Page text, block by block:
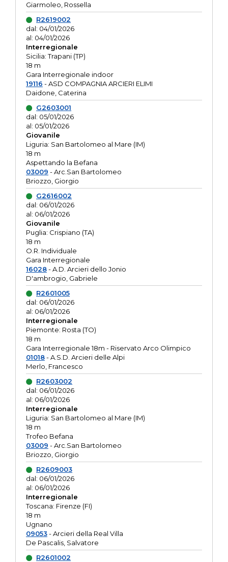
Giarmoleo, Rossella
R2619002
dal: 04/01/2026
al: 04/01/2026
Interregionale
Sicilia: Trapani (TP)
18 m
Gara Interregionale indoor
19116 - ASD COMPAGNIA ARCIERI ELIMI
Daidone, Caterina
G2603001
dal: 05/01/2026
al: 05/01/2026
Giovanile
Liguria: San Bartolomeo al Mare (IM)
18 m
Aspettando la Befana
03009 - Arc.San Bartolomeo
Briozzo, Giorgio
G2616002
dal: 06/01/2026
al: 06/01/2026
Giovanile
Puglia: Crispiano (TA)
18 m
O.R. Individuale
Gara Interregionale
16028- A.D. Arcieri dello Jonio
D'ambrogio, Gabriele
R2601005
dal: 06/01/2026
al: 06/01/2026
Interregionale
Piemonte: Rosta (TO)
18 m
Gara Interregionale 18m - Riservato Arco Olimpico
01018- A.S.D. Arcieri delle Alpi
Merlo, Francesco
R2603002
dal: 06/01/2026
al: 06/01/2026
Interregionale
Liguria: San Bartolomeo al Mare (IM)
18 m
Trofeo Befana
03009 - Arc.San Bartolomeo
Briozzo, Giorgio
R2609003
dal: 06/01/2026
al: 06/01/2026
Interregionale
Toscana: Firenze (FI)
18 m
Ugnano
09053- Arcieri della Real Villa
De Pascalis, Salvatore
R2601002